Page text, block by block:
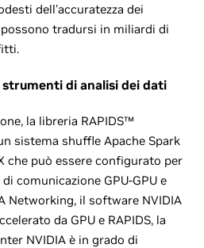
dell'accuratezza dei
tradursi in miliardi di
di analisi dei dati
la libreria RAPIDS™
sistema shuffle Apache Spark
che può essere configurato per
comunicazione GPU-GPU e
Networking, il software NVIDIA
da GPU e RAPIDS, la
NVIDIA è in grado di